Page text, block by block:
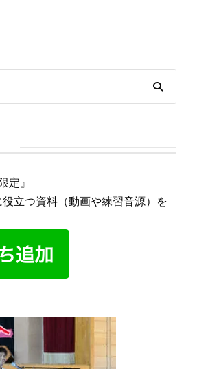
定』
立つ資料（動画や練習音源）を